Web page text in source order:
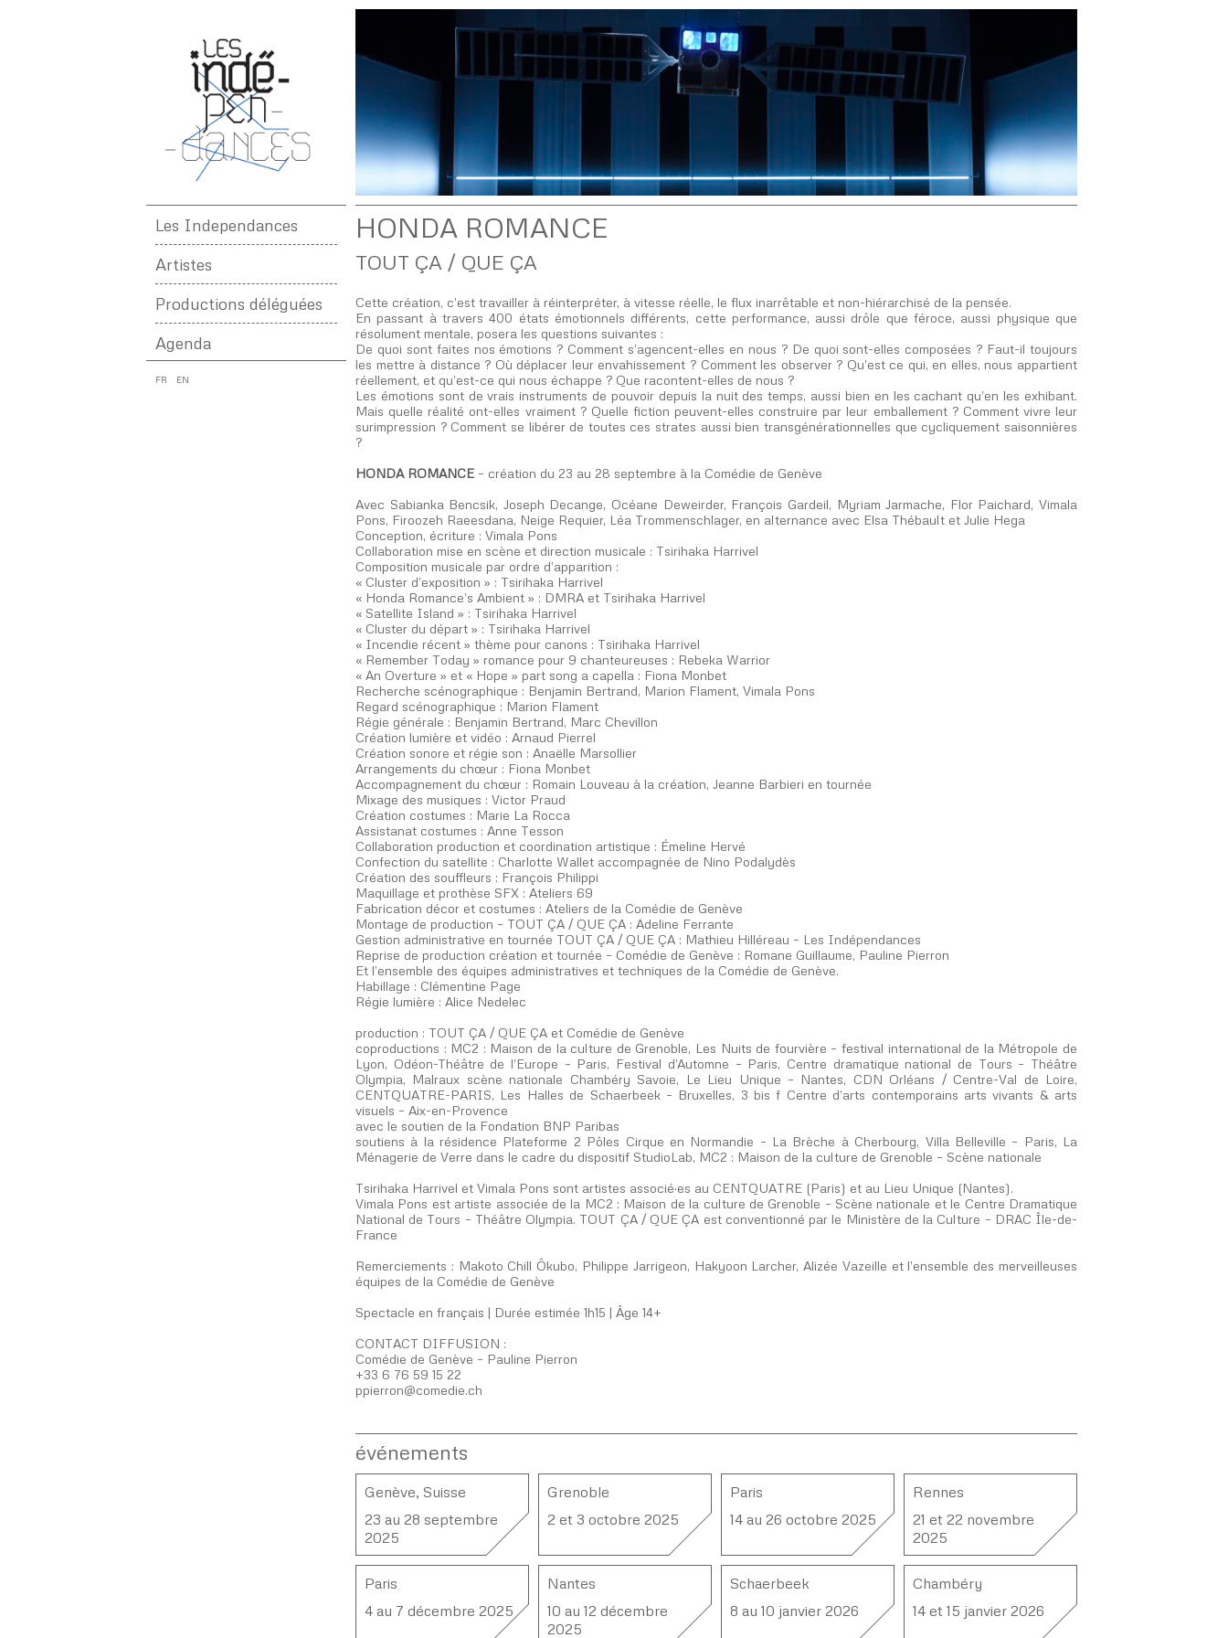
Les Independances
Artistes
Productions déléguées
Agenda
FR EN
HONDA ROMANCE
TOUT ÇA / QUE ÇA
Cette création, c’est travailler à réinterpréter, à vitesse réelle, le flux inarrêtable et non-hiérarchisé de la pensée.
En passant à travers 400 états émotionnels différents, cette performance, aussi drôle que féroce, aussi physique que
résolument mentale, posera les questions suivantes :
De quoi sont faites nos émotions ? Comment s’agencent-elles en nous ? De quoi sont-elles composées ? Faut-il toujours
les mettre à distance ? Où déplacer leur envahissement ? Comment les observer ? Qu’est ce qui, en elles, nous appartient
réellement, et qu’est-ce qui nous échappe ? Que racontent-elles de nous ?
Les émotions sont de vrais instruments de pouvoir depuis la nuit des temps, aussi bien en les cachant qu’en les exhibant.
Mais quelle réalité ont-elles vraiment ? Quelle fiction peuvent-elles construire par leur emballement ? Comment vivre leur
surimpression ? Comment se libérer de toutes ces strates aussi bien transgénérationnelles que cycliquement saisonnières
?
HONDA ROMANCE – création du 23 au 28 septembre à la Comédie de Genève
Avec Sabianka Bencsik, Joseph Decange, Océane Deweirder, François Gardeil, Myriam Jarmache, Flor Paichard, Vimala
Pons, Firoozeh Raeesdana, Neige Requier, Léa Trommenschlager, en alternance avec Elsa Thébault et Julie Hega
Conception, écriture : Vimala Pons
Collaboration mise en scène et direction musicale : Tsirihaka Harrivel
Composition musicale par ordre d’apparition :
« Cluster d’exposition » : Tsirihaka Harrivel
« Honda Romance’s Ambient » : DMRA et Tsirihaka Harrivel
« Satellite Island » : Tsirihaka Harrivel
« Cluster du départ » : Tsirihaka Harrivel
« Incendie récent » thème pour canons : Tsirihaka Harrivel
« Remember Today » romance pour 9 chanteureuses : Rebeka Warrior
« An Overture » et « Hope » part song a capella : Fiona Monbet
Recherche scénographique : Benjamin Bertrand, Marion Flament, Vimala Pons
Regard scénographique : Marion Flament
Régie générale : Benjamin Bertrand, Marc Chevillon
Création lumière et vidéo : Arnaud Pierrel
Création sonore et régie son : Anaëlle Marsollier
Arrangements du chœur : Fiona Monbet
Accompagnement du chœur : Romain Louveau à la création, Jeanne Barbieri en tournée
Mixage des musiques : Victor Praud
Création costumes : Marie La Rocca
Assistanat costumes : Anne Tesson
Collaboration production et coordination artistique : Émeline Hervé
Confection du satellite : Charlotte Wallet accompagnée de Nino Podalydès
Création des souffleurs : François Philippi
Maquillage et prothèse SFX : Ateliers 69
Fabrication décor et costumes : Ateliers de la Comédie de Genève
Montage de production – TOUT ÇA / QUE ÇA : Adeline Ferrante
Gestion administrative en tournée TOUT ÇA / QUE ÇA : Mathieu Hilléreau – Les Indépendances
Reprise de production création et tournée – Comédie de Genève : Romane Guillaume, Pauline Pierron
Et l’ensemble des équipes administratives et techniques de la Comédie de Genève.
Habillage : Clémentine Page
Régie lumière : Alice Nedelec
production : TOUT ÇA / QUE ÇA et Comédie de Genève
coproductions : MC2 : Maison de la culture de Grenoble, Les Nuits de fourvière – festival international de la Métropole de
Lyon, Odéon-Théâtre de l’Europe – Paris, Festival d’Automne – Paris, Centre dramatique national de Tours – Théâtre
Olympia, Malraux scène nationale Chambéry Savoie, Le Lieu Unique – Nantes, CDN Orléans / Centre-Val de Loire,
CENTQUATRE-PARIS, Les Halles de Schaerbeek – Bruxelles, 3 bis f Centre d’arts contemporains arts vivants & arts
visuels – Aix-en-Provence
avec le soutien de la Fondation BNP Paribas
soutiens à la résidence Plateforme 2 Pôles Cirque en Normandie – La Brèche à Cherbourg, Villa Belleville – Paris, La
Ménagerie de Verre dans le cadre du dispositif StudioLab, MC2 : Maison de la culture de Grenoble – Scène nationale
Tsirihaka Harrivel et Vimala Pons sont artistes associé·es au CENTQUATRE (Paris) et au Lieu Unique (Nantes).
Vimala Pons est artiste associée de la MC2 : Maison de la culture de Grenoble – Scène nationale et le Centre Dramatique
National de Tours – Théâtre Olympia. TOUT ÇA / QUE ÇA est conventionné par le Ministère de la Culture – DRAC Île-de-
France
Remerciements : Makoto Chill Ôkubo, Philippe Jarrigeon, Hakyoon Larcher, Alizée Vazeille et l’ensemble des merveilleuses
équipes de la Comédie de Genève
Spectacle en français | Durée estimée 1h15 | Âge 14+
CONTACT DIFFUSION :
Comédie de Genève – Pauline Pierron
+33 6 76 59 15 22
ppierron@comedie.ch​
événements
Genève, Suisse
23 au 28 septembre
2025
Grenoble
2 et 3 octobre 2025
Paris
14 au 26 octobre 2025
Rennes
21 et 22 novembre
2025
Paris
4 au 7 décembre 2025
Nantes
10 au 12 décembre
2025
Schaerbeek
8 au 10 janvier 2026
Chambéry
14 et 15 janvier 2026